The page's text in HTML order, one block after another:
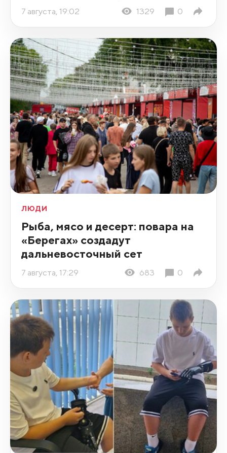
7 августа, 19:02 1329 0
ЛЮДИ
Рыба, мясо и десерт: повара на
«Берегах» создадут
дальневосточный сет
7 августа, 17:29 683 0